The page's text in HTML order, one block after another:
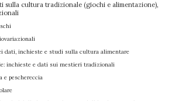
sulla cultura tradizionale (giochi e alimentazione),
dati, inchieste e studi sulla cultura alimentare
inchieste e dati sui mestieri tradizionali
e peschereccia